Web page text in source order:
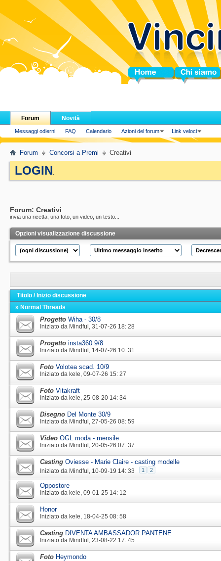
Home Chi siamo
Forum
Messaggi odierni FAQ Calendario Azioni del forum Link veloci
Novità
Forum Concorsi a Premi Creativi
LOGIN.
Forum: Creativi
invia una ricetta, una foto, un video, un testo...
Opzioni visualizzazione discussione
Titolo /Inizio discussione
» Normal Threads
Progetto Wiha - 30/8
Iniziato da Mindful‎, 31-07-26 18: 28
Progetto insta360 9/8
Iniziato da Mindful‎, 14-07-26 10: 31
Foto Volotea scad. 10/9
Iniziato da kele‎, 09-07-26 15: 27
Foto Vitakraft
Iniziato da kele‎, 25-08-20 14: 34
Disegno Del Monte 30/9
Iniziato da Mindful‎, 27-05-26 08: 59
Video OGL moda - mensile
Iniziato da Mindful‎, 20-05-26 07: 37
Casting Oviesse - Marie Claire - casting modelle
Iniziato da Mindful‎, 10-09-19 14: 33 1 2
Oppostore
Iniziato da kele‎, 09-01-25 14: 12
Honor
Iniziato da kele‎, 18-04-25 08: 58
Casting DIVENTA AMBASSADOR PANTENE
Iniziato da Mindful‎, 23-08-22 17: 45
Foto Heymondo